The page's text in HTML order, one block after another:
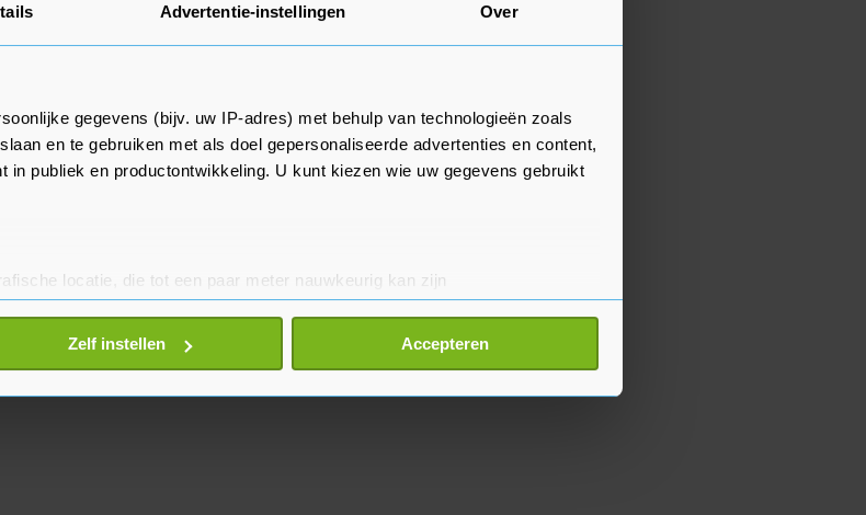
Advertentie-instellingen Over
gegevens (bijv. uw IP-adres) met behulp van technologieën zoals
en te gebruiken met als doel gepersonaliseerde advertenties en content,
in publiek en productontwikkeling. U kunt kiezen wie uw gegevens gebruikt
locatie, die tot een paar meter nauwkeurig kan zijn
te scannen op specifieke eigenschappen (fingerprinting)
worden verwerkt en stel uw voorkeuren in het
detailgedeelte
in de Cookieverklaring.
Zelf instellen Accepteren
bekendgemaakt.